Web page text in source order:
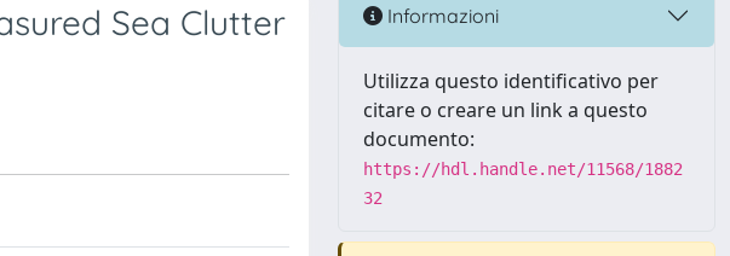
Sea Clutter
Informazioni
Utilizza questo identificativo per
citare o creare un link a questo
documento:
https://hdl.handle.net/11568/1882
32